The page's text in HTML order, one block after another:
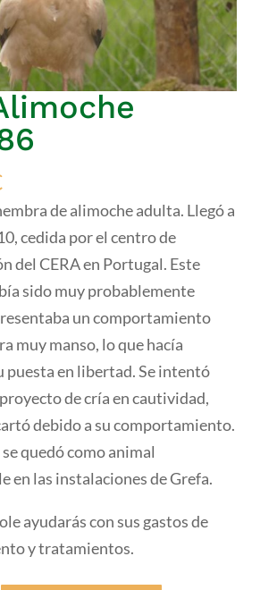
de alimoche adulta. Llegó a
cedida por el centro de
del CERA en Portugal. Este
sido muy probablemente
un comportamiento
muy manso, lo que hacía
puesta en libertad. Se intentó
de cría en cautividad,
debido a su comportamiento.
quedó como animal
en las instalaciones de Grefa.
ayudarás con sus gastos de
y tratamientos.